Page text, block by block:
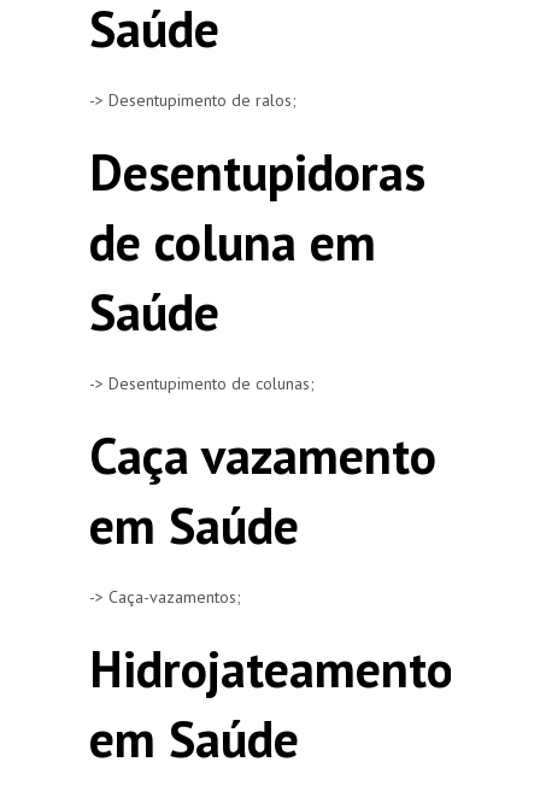
Saúde
-> Desentupimento de ralos;
Desentupidoras
de coluna em
Saúde
-> Desentupimento de colunas;
Caça vazamento
em Saúde
-> Caça-vazamentos;
Hidrojateamento
em Saúde